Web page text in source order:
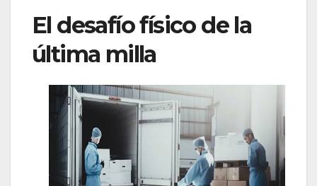
El desafío físico de la
última milla